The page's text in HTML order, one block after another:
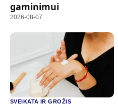
gaminimui
2026-08-07
SVEIKATA IR GROŽIS